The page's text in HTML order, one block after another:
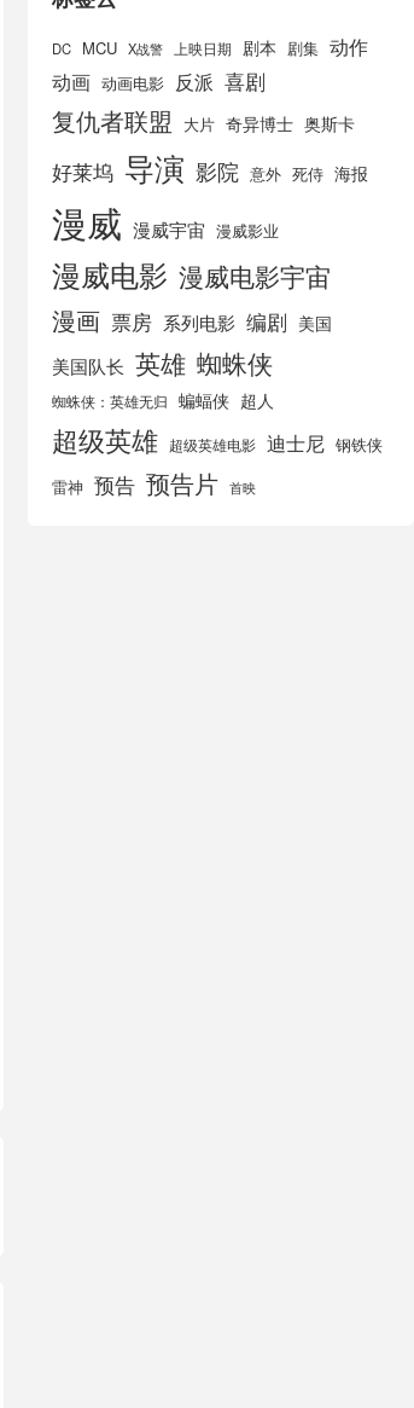
DC MCU X战警 上映日期 剧本 剧集 动作
动画 动画电影 反派 喜剧
复仇者联盟 大片 奇异博士 奥斯卡
好莱坞 导演 影院 意外 死侍 海报
漫威 漫威宇宙 漫威影业
漫威电影 漫威电影宇宙
漫画 票房 系列电影 编剧 美国
美国队长 英雄 蜘蛛侠
蜘蛛侠：英雄无归 蝙蝠侠 超人
超级英雄 超级英雄电影 迪士尼 钢铁侠
雷神 预告 预告片 首映